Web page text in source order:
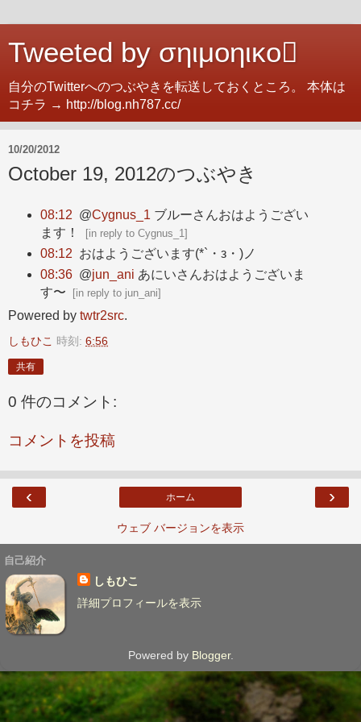
Tweeted by σηιμοηικο
自分のTwitterへのつぶやきを転送しておくところ。 本体は
コチラ → http://blog.nh787.cc/
10/20/2012
October 19, 2012のつぶやき
08:12 @Cygnus_1 ブルーさんおはようござい
ます！
[in reply to Cygnus_1 ]
08:12 おはようございます(*`・з・)ノ
08:36 @jun_ani あにいさんおはようございま
す〜 [in reply to jun_ani]
Powered by twtr2src.
しもひこ 時刻: 6:56
共有
0 件のコメント:
コメントを投稿
‹ ›
ホーム
ウェブ バージョンを表示
自己紹介
しもひこ
詳細プロフィールを表示
Powered by Blogger.